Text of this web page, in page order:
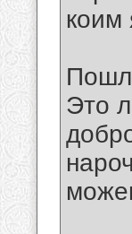
коим
Это